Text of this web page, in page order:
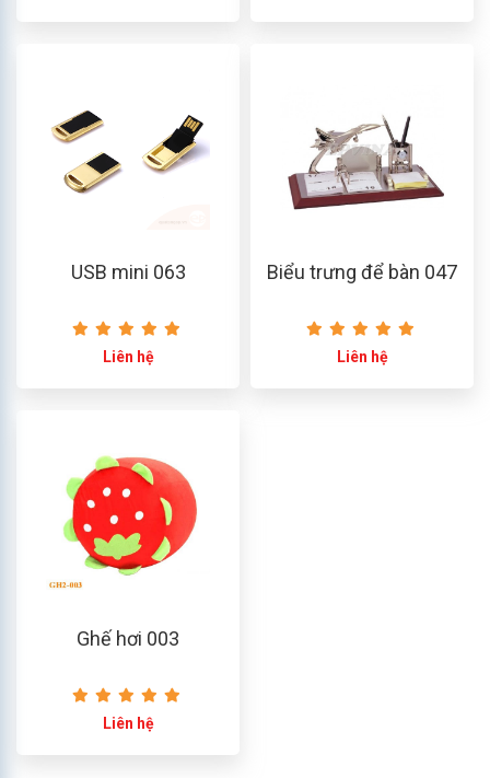
USB mini 063
Liên hệ
Biểu trưng để bàn 047
Liên hệ
Ghế hơi 003
Liên hệ